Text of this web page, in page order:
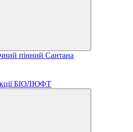
пінний Сантана